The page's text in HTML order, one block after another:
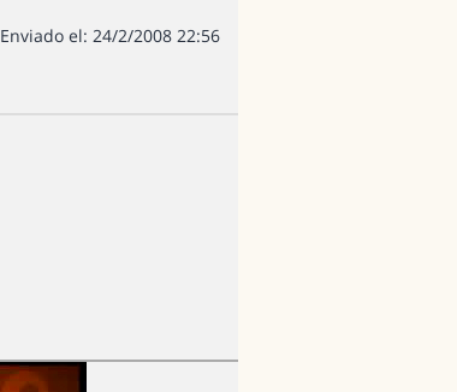
Enviado el: 24/2/2008 22:56